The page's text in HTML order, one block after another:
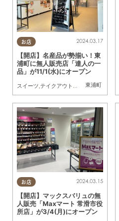
お店
東浦町
2024.03.17
【開店】名産品が勢揃い！東
浦町に無人販売店「達人の一
品」が11/1(水)にオープン
スイーツ テイクアウト ,親子,家族
お店 2024.03.15
【開店】マックスバリュの無
人販売「Maxマート 常滑市役
所店」が3/4(月)にオープン